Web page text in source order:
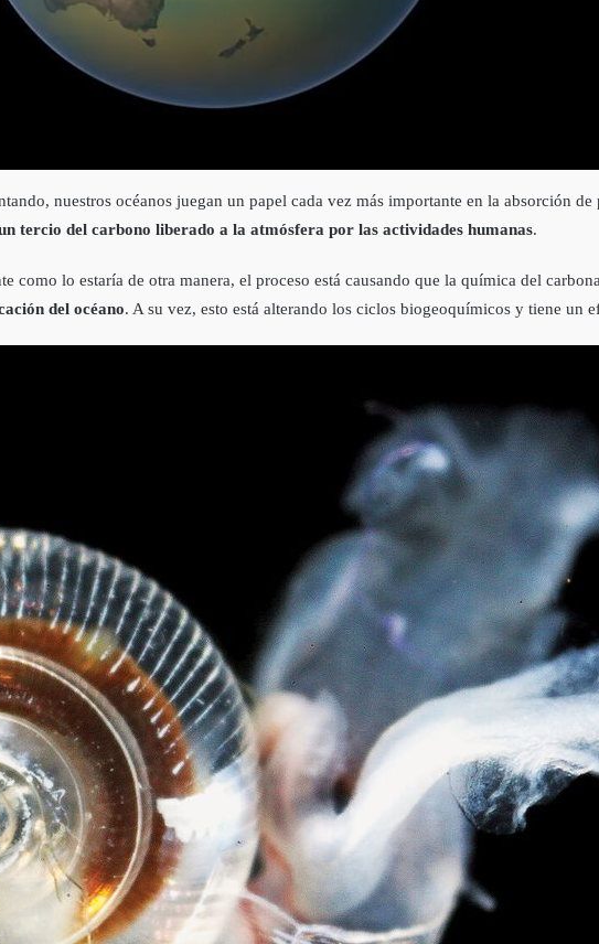
nuestros océanos juegan un papel cada vez más importante en la absorción
tercio del carbono liberado a la atmósfera por las actividades humanas.
como lo estaría de otra manera, el proceso está causando que la química del
del océano. A su vez, esto está alterando los ciclos biogeoquímicos y tiene un